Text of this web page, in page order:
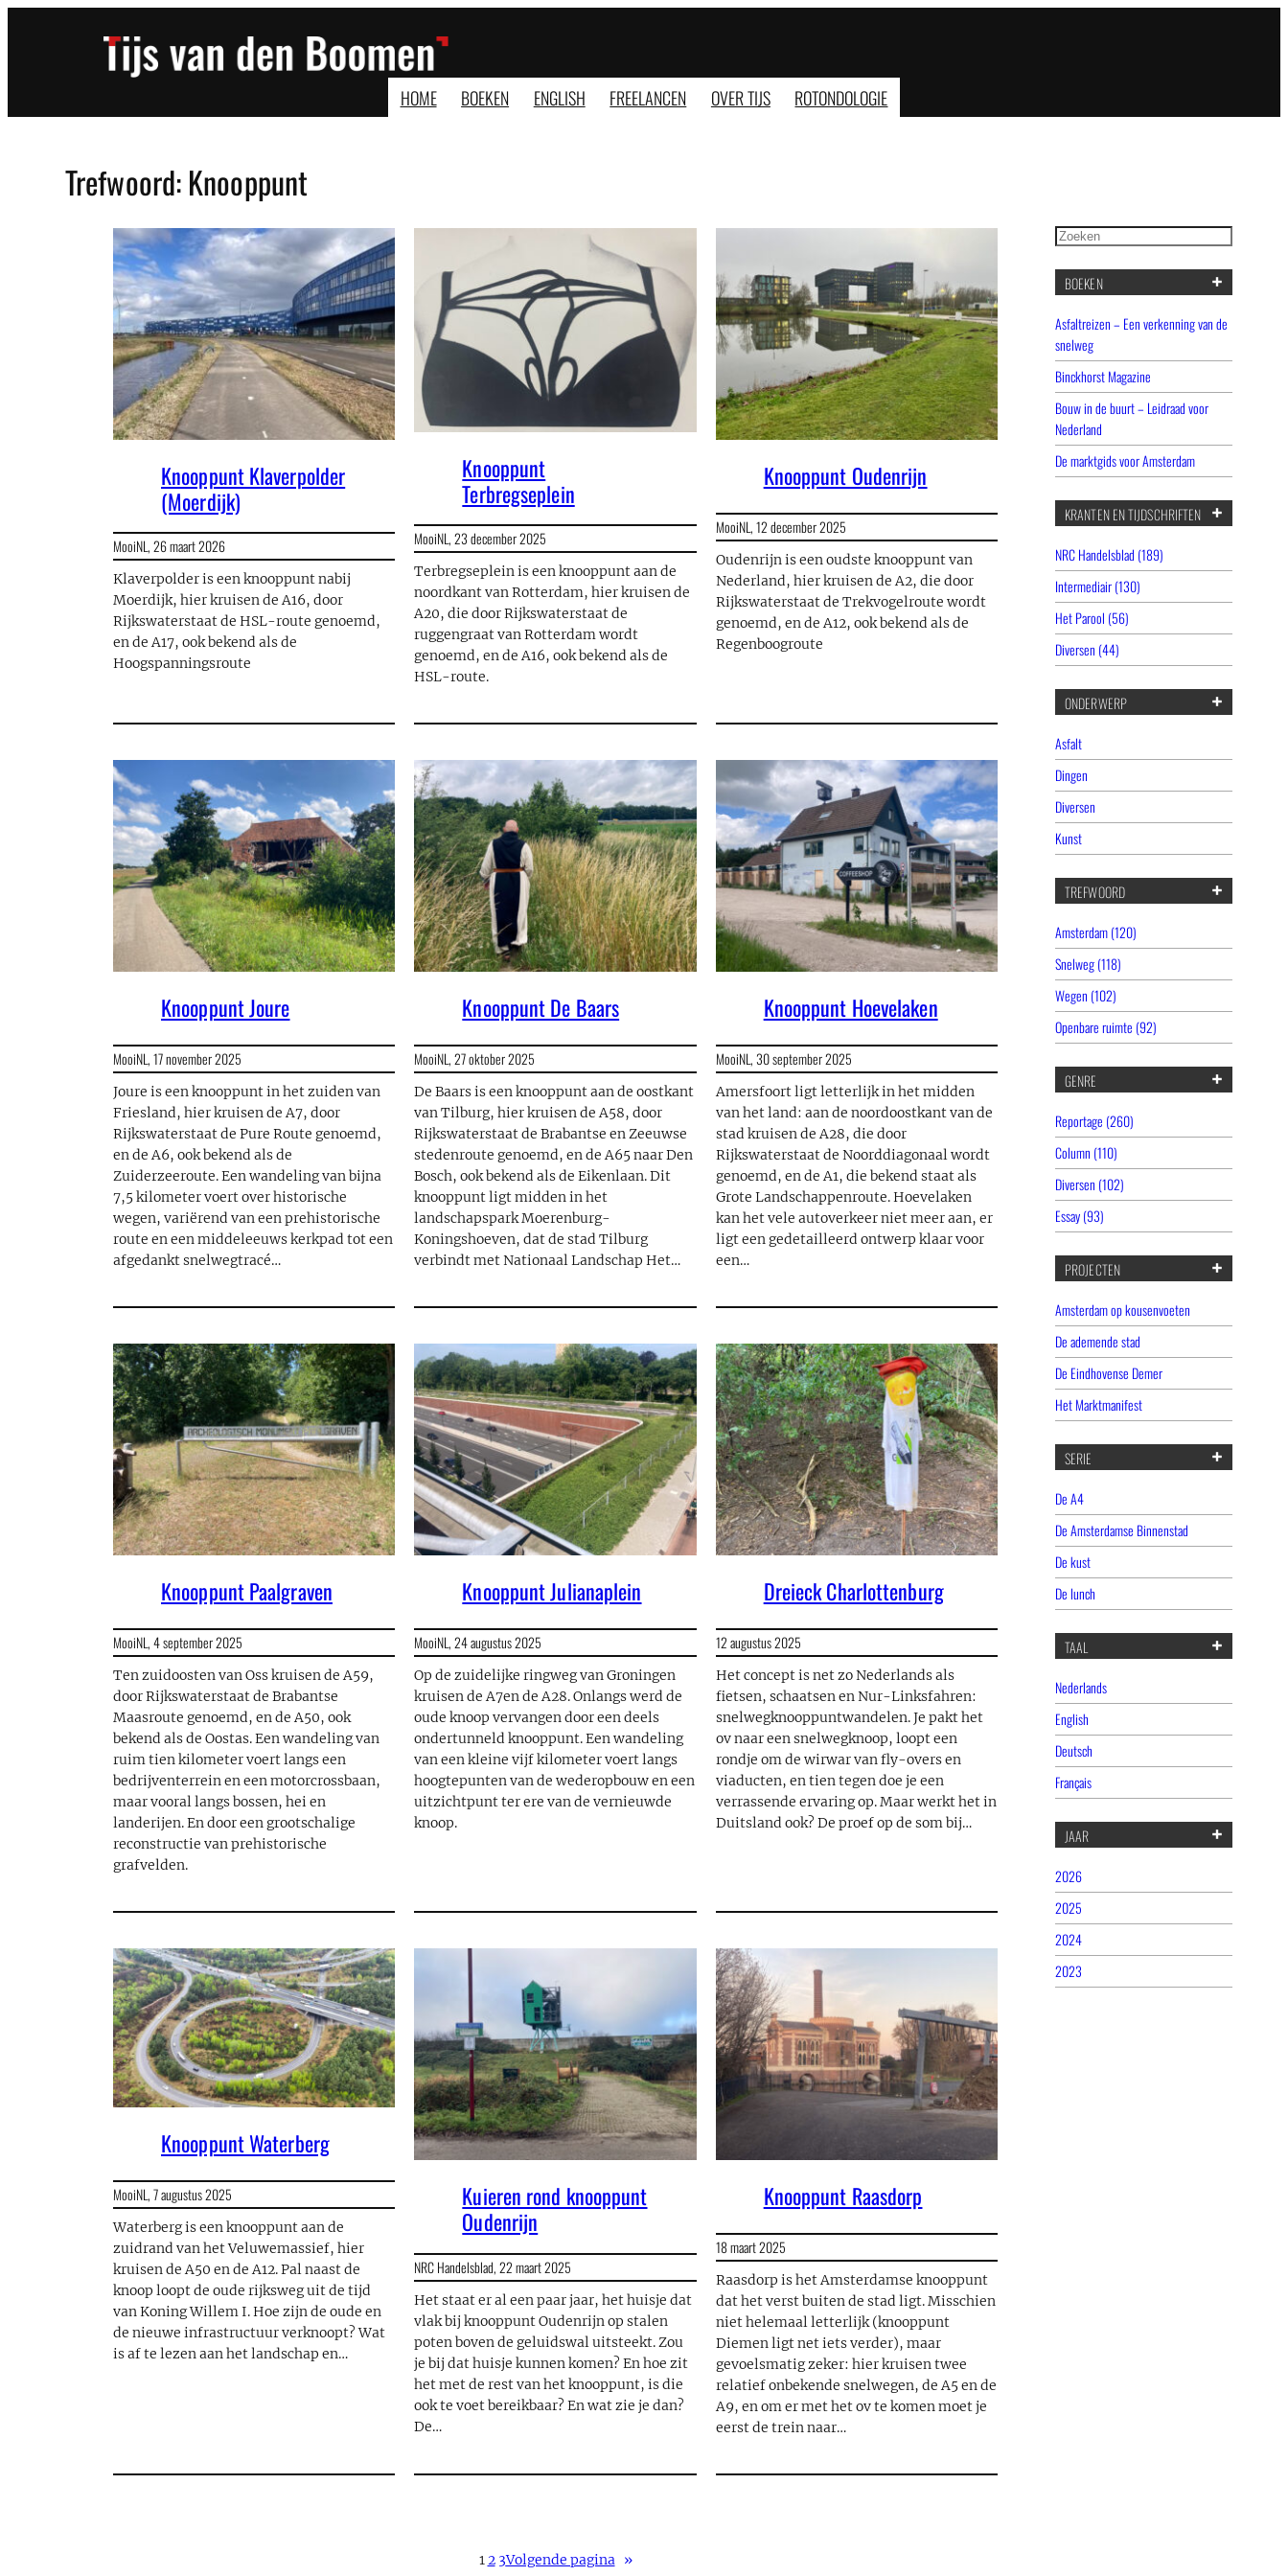
HOME BOEKEN ENGLISH FREELANCEN OVER TIJS ROTONDOLOGIE
Trefwoord:Knooppunt
Knooppunt Klaverpolder
(Moerdijk)
MooiNL,26 maart 2026
Klaverpolder is een knooppunt nabij
Moerdijk, hier kruisen de A16, door
Rijkswaterstaat de HSL-route genoemd,
en de A17, ook bekend als de
Hoogspanningsroute
Knooppunt
Terbregseplein
MooiNL,23 december 2025
Terbregseplein is een knooppunt aan de
noordkant van Rotterdam, hier kruisen de
A20, die door Rijkswaterstaat de
ruggengraat van Rotterdam wordt
genoemd, en de A16, ook bekend als de
HSL-route.
Knooppunt Oudenrijn
MooiNL,12 december 2025
Oudenrijn is een oudste knooppunt van
Nederland, hier kruisen de A2, die door
Rijkswaterstaat de Trekvogelroute wordt
genoemd, en de A12, ook bekend als de
Regenboogroute
Knooppunt Joure
MooiNL,17 november 2025
Joure is een knooppunt in het zuiden van
Friesland, hier kruisen de A7, door
Rijkswaterstaat de Pure Route genoemd,
en de A6, ook bekend als de
Zuiderzeeroute. Een wandeling van bijna
7,5 kilometer voert over historische
wegen, variërend van een prehistorische
route en een middeleeuws kerkpad tot een
afgedankt snelwegtracé…
Knooppunt De Baars
MooiNL,27 oktober 2025
De Baars is een knooppunt aan de oostkant
van Tilburg, hier kruisen de A58, door
Rijkswaterstaat de Brabantse en Zeeuwse
stedenroute genoemd, en de A65 naar Den
Bosch, ook bekend als de Eikenlaan. Dit
knooppunt ligt midden in het
landschapspark Moerenburg-
Koningshoeven, dat de stad Tilburg
verbindt met Nationaal Landschap Het…
Knooppunt Hoevelaken
MooiNL,30 september 2025
Amersfoort ligt letterlijk in het midden
van het land: aan de noordoostkant van de
stad kruisen de A28, die door
Rijkswaterstaat de Noorddiagonaal wordt
genoemd, en de A1, die bekend staat als
Grote Landschappenroute. Hoevelaken
kan het vele autoverkeer niet meer aan, er
ligt een gedetailleerd ontwerp klaar voor
een…
Knooppunt Paalgraven
MooiNL,4 september 2025
Ten zuidoosten van Oss kruisen de A59,
door Rijkswaterstaat de Brabantse
Maasroute genoemd, en de A50, ook
bekend als de Oostas. Een wandeling van
ruim tien kilometer voert langs een
bedrijventerrein en een motorcrossbaan,
maar vooral langs bossen, hei en
landerijen. En door een grootschalige
reconstructie van prehistorische
grafvelden.
Knooppunt Julianaplein
MooiNL,24 augustus 2025
Op de zuidelijke ringweg van Groningen
kruisen de A7en de A28. Onlangs werd de
oude knoop vervangen door een deels
ondertunneld knooppunt. Een wandeling
van een kleine vijf kilometer voert langs
hoogtepunten van de wederopbouw en een
uitzichtpunt ter ere van de vernieuwde
knoop.
Dreieck Charlottenburg
12 augustus 2025
Het concept is net zo Nederlands als
fietsen, schaatsen en Nur-Linksfahren:
snelwegknooppuntwandelen. Je pakt het
ov naar een snelwegknoop, loopt een
rondje om de wirwar van fly-overs en
viaducten, en tien tegen doe je een
verrassende ervaring op. Maar werkt het in
Duitsland ook? De proef op de som bij…
Knooppunt Waterberg
MooiNL,7 augustus 2025
Waterberg is een knooppunt aan de
zuidrand van het Veluwemassief, hier
kruisen de A50 en de A12. Pal naast de
knoop loopt de oude rijksweg uit de tijd
van Koning Willem I. Hoe zijn de oude en
de nieuwe infrastructuur verknoopt? Wat
is af te lezen aan het landschap en…
Kuieren rond knooppunt
Oudenrijn
NRC Handelsblad,22 maart 2025
Het staat er al een paar jaar, het huisje dat
vlak bij knooppunt Oudenrijn op stalen
poten boven de geluidswal uitsteekt. Zou
je bij dat huisje kunnen komen? En hoe zit
het met de rest van het knooppunt, is die
ook te voet bereikbaar? En wat zie je dan?
De…
Knooppunt Raasdorp
18 maart 2025
Raasdorp is het Amsterdamse knooppunt
dat het verst buiten de stad ligt. Misschien
niet helemaal letterlijk (knooppunt
Diemen ligt net iets verder), maar
gevoelsmatig zeker: hier kruisen twee
relatief onbekende snelwegen, de A5 en de
A9, en om er met het ov te komen moet je
eerst de trein naar…
12 3Volgende pagina »
Zoeken
BOEKEN
Asfaltreizen – Een verkenning van de
snelweg
Binckhorst Magazine
Bouw in de buurt – Leidraad voor
Nederland
De marktgids voor Amsterdam
KRANTEN EN TIJDSCHRIFTEN
NRC Handelsblad (189)
Intermediair (130)
Het Parool (56)
Diversen (44)
ONDERWERP
Asfalt
Dingen
Diversen
Kunst
TREFWOORD
Amsterdam (120)
Snelweg (118)
Wegen (102)
Openbare ruimte (92)
GENRE
Reportage (260)
Column (110)
Diversen (102)
Essay (93)
PROJECTEN
Amsterdam op kousenvoeten
De ademende stad
De Eindhovense Demer
Het Marktmanifest
SERIE
De A4
De Amsterdamse Binnenstad
De kust
De lunch
TAAL
Nederlands
English
Deutsch
Français
JAAR
2026
2025
2024
2023